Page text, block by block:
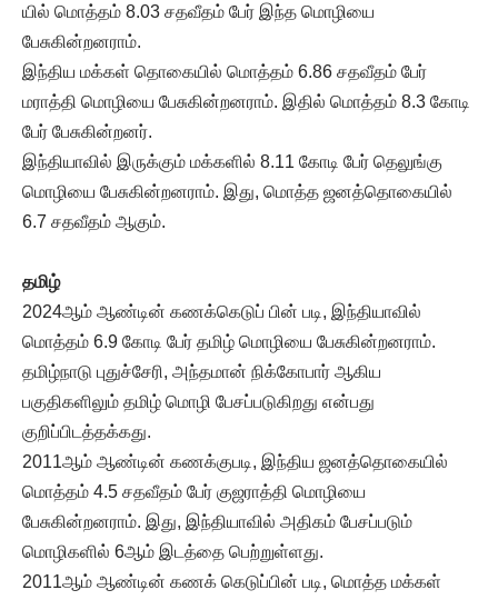
யில் மொத்தம் 8.03 சதவீதம் பேர் இந்த மொழியை
பேசுகின்றனராம்.
இந்திய மக்கள் தொகையில் மொத்தம் 6.86 சதவீதம் பேர்
மராத்தி மொழியை பேசுகின்றனராம். இதில் மொத்தம் 8.3 கோடி
பேர் பேசுகின்றனர்.
இந்தியாவில் இருக்கும் மக்களில் 8.11 கோடி பேர் தெலுங்கு
மொழியை பேசுகின்றனராம். இது, மொத்த ஜனத்தொகையில்
6.7 சதவீதம் ஆகும்.
தமிழ்
2024ஆம் ஆண்டின் கணக்கெடுப் பின் படி, இந்தியாவில்
மொத்தம் 6.9 கோடி பேர் தமிழ் மொழியை பேசுகின்றனராம்.
தமிழ்நாடு புதுச்சேரி, அந்தமான் நிக்கோபார் ஆகிய
பகுதிகளிலும் தமிழ் மொழி பேசப்படுகிறது என்பது
குறிப்பிடத்தக்கது.
2011ஆம் ஆண்டின் கணக்குபடி, இந்திய ஜனத்தொகையில்
மொத்தம் 4.5 சதவீதம் பேர் குஜராத்தி மொழியை
பேசுகின்றனராம். இது, இந்தியாவில் அதிகம் பேசப்படும்
மொழிகளில் 6ஆம் இடத்தை பெற்றுள்ளது.
2011ஆம் ஆண்டின் கணக் கெடுப்பின் படி, மொத்த மக்கள்